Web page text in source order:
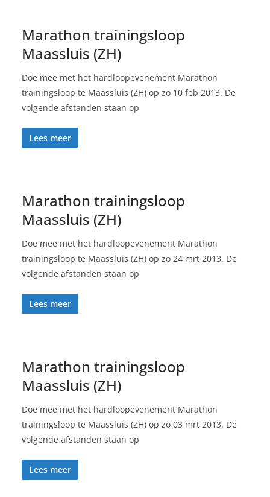
Marathon trainingsloop
Maassluis (ZH)
Doe mee met het hardloopevenement Marathon
trainingsloop te Maassluis (ZH) op zo 10 feb 2013. De
volgende afstanden staan op
Lees meer
Marathon trainingsloop
Maassluis (ZH)
Doe mee met het hardloopevenement Marathon
trainingsloop te Maassluis (ZH) op zo 24 mrt 2013. De
volgende afstanden staan op
Lees meer
Marathon trainingsloop
Maassluis (ZH)
Doe mee met het hardloopevenement Marathon
trainingsloop te Maassluis (ZH) op zo 03 mrt 2013. De
volgende afstanden staan op
Lees meer